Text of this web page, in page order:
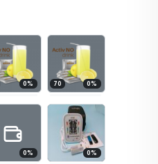
0% 70 0%
0% 0%